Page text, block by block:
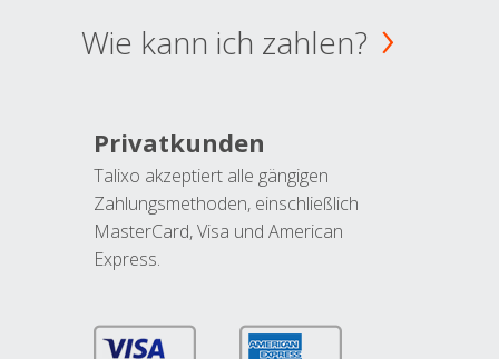
Wie kann ich zahlen?
Privatkunden
Talixo akzeptiert alle gängigen
Zahlungsmethoden, einschließlich
MasterCard, Visa und American
Express.